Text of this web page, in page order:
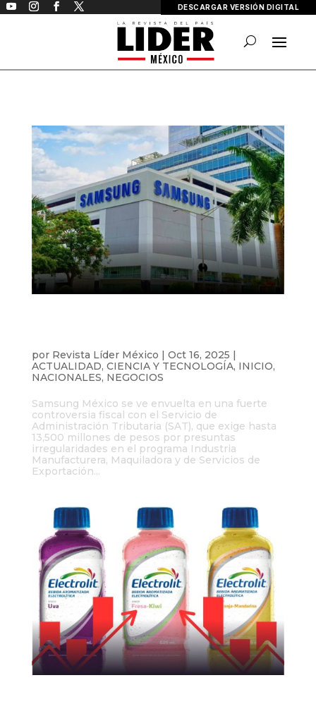
DESCARGAR VERSIÓN DIGITAL
por Revista Líder México | Oct 16, 2025 |
ACTUALIDAD, CIENCIA Y TECNOLOGÍA, INICIO,
NACIONALES, NEGOCIOS
Samsung México se ve envuelta en una fuerte
controversia fiscal con el Servicio de
Administración Tributaria (SAT), que exige hasta
13,500 millones de pesos por presuntas
irregularidades en el programa Industria
Manufacturera, Maquiladora y de Servicios de
Exportación...